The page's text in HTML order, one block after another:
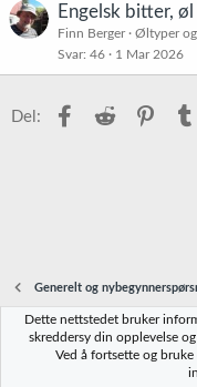
Engelsk bitter,
Finn Berger
Øltyper
Svar 46 1 Mar 2026
Del: Facebook
Reddit
Generelt og
Norbrygg-default
Vilkår og
Dette nettstedet bruker
skreddersy din opplevelse
Ved å fortsette og